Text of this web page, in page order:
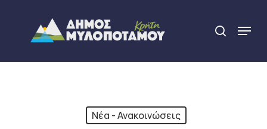
content
search
Menu
Νέα - Ανακοινώσεις
Close